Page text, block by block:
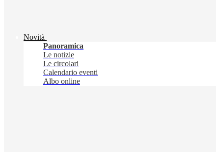
Novità
Panoramica
Le notizie
Le circolari
Calendario eventi
Albo online